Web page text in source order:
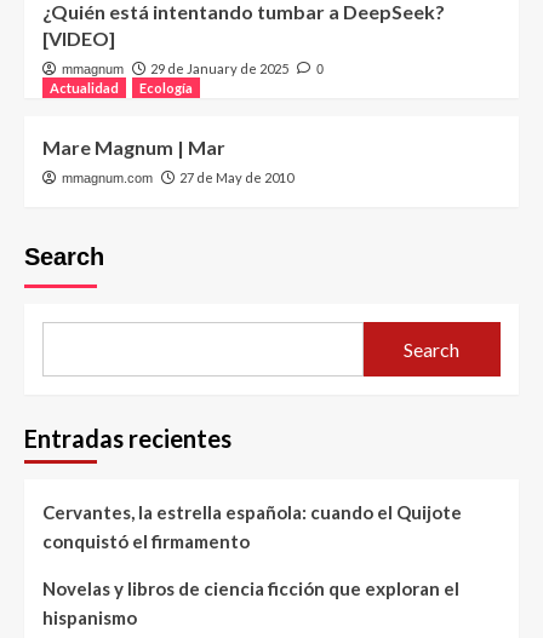
¿Quién está intentando tumbar a DeepSeek?
[VIDEO]
mmagnum 29 de January de 2025 0
Actualidad Ecología
Mare Magnum | Mar
mmagnum.com 27 de May de 2010
Search
Search
Entradas recientes
Cervantes, la estrella española: cuando el Quijote
conquistó el firmamento
Novelas y libros de ciencia ficción que exploran el
hispanismo